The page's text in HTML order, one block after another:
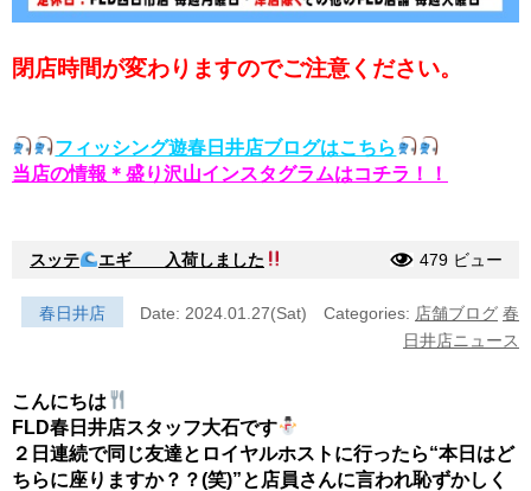
閉店時間が変わりますのでご注意ください。
フィッシング遊春日井店ブログはこちら
当店の情報＊盛り沢山インスタグラムはコチラ！！
スッテ エギ 入荷しました 479 ビュー
春日井店 Date: 2024.01.27(Sat) Categories: 店舗ブログ 春
日井店ニュース
こんにちは
FLD春日井店スタッフ大石です
２日連続で同じ友達とロイヤルホストに行ったら“本日はど
ちらに座りますか？？(笑)”と店員さんに言われ恥ずかしく